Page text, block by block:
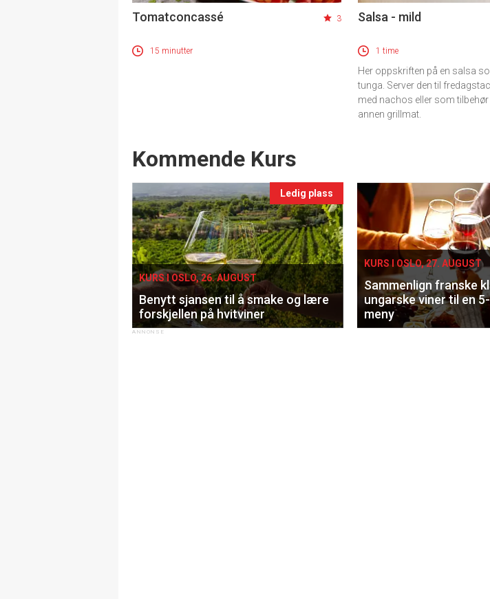
Tomatconcassé 3
15 minutter
Salsa - mild
1 time
Her oppskriften på en salsa
tunga. Server den til
med nachos eller som tilbehør
annen grillmat.
Events
Kommende Kurs
Ledig plass
KURS I OSLO, 26. AUGUST
Benytt sjansen til å smake og lære
forskjellen på hvitviner
KURS I OSLO, 27. AUGUST
Sammenlign franske
ungarske viner til en
meny